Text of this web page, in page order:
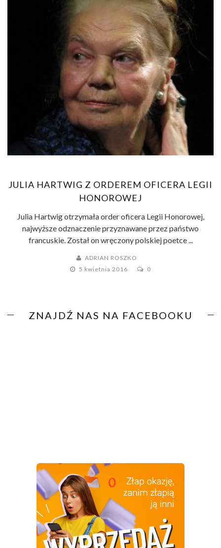
JULIA HARTWIG Z ORDEREM OFICERA LEGII
HONOROWEJ
Julia Hartwig otrzymała order oficera Legii Honorowej,
najwyższe odznaczenie przyznawane przez państwo
francuskie. Został on wręczony polskiej poetce ...
ADRIAN ROSZKO
5 kwietnia 2016
0
ZNAJDŹ NAS NA FACEBOOKU